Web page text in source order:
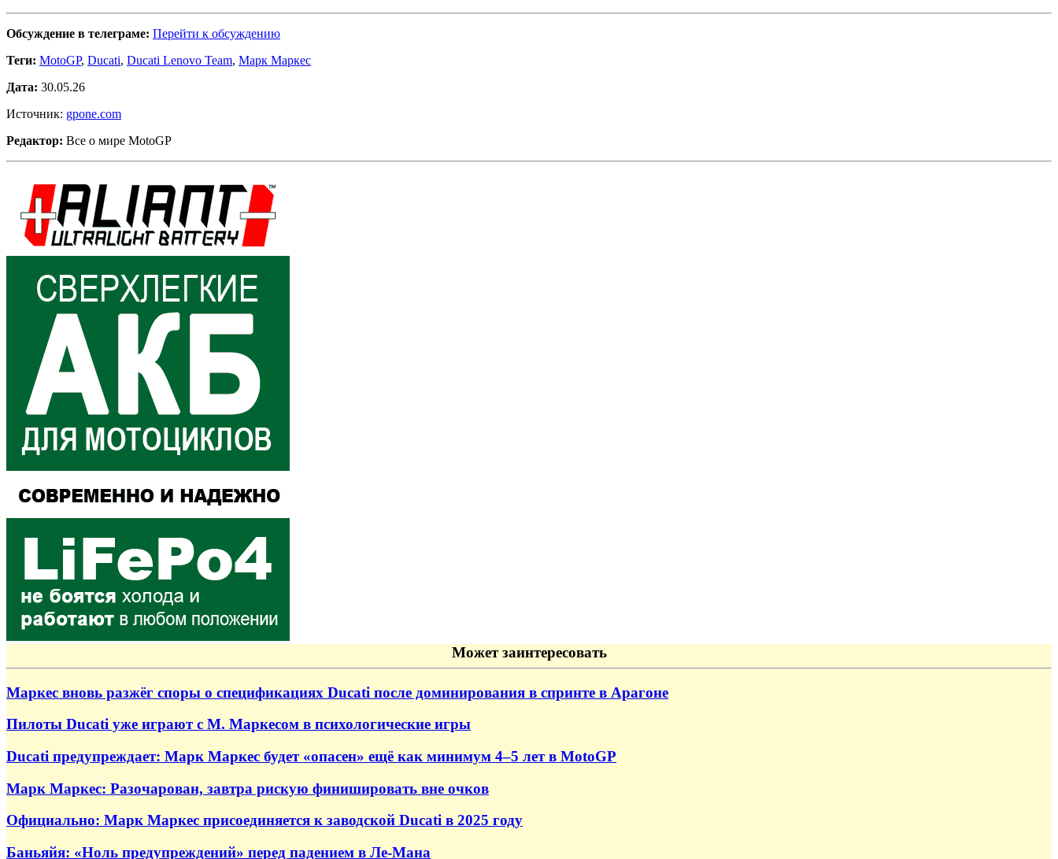
Обсуждение в телеграме: Перейти к обсуждению
Теги: MotoGP, Ducati, Ducati Lenovo Team, Марк Маркес
Дата: 30.05.26
Источник: gpone.com
Редактор: Все о мире MotoGP
Может заинтересовать
Маркес вновь разжёг споры о спецификациях Ducati после доминирования в спринте в Арагоне
Пилоты Ducati уже играют с М. Маркесом в психологические игры
Ducati предупреждает: Марк Маркес будет «опасен» ещё как минимум 4–5 лет в MotoGP
Марк Маркес: Разочарован, завтра рискую финишировать вне очков
Официально: Марк Маркес присоединяется к заводской Ducati в 2025 году
Баньяйя: «Ноль предупреждений» перед падением в Ле-Мана